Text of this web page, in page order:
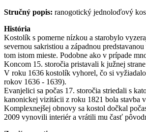
Stručný popis: ranogotický jednoloďový
História
Kostolík s pomerne nízkou a starobylo
severnou sakristiou a západnou predstavanou
tom istom mieste. Podobne ako v prípade
Koncom 15. storočia pristavali k južnej
V roku 1636 kostolík vyhorel, čo si
rokov 1636 - 1639).
Evanjelici sa počas 17. storočia striedali s
kanonickej vizitácii z roku 1821 bola stavba
Komplexnejšej obnovy sa kostol dočkal
2009 vynovili interiér a vrátili mu časť